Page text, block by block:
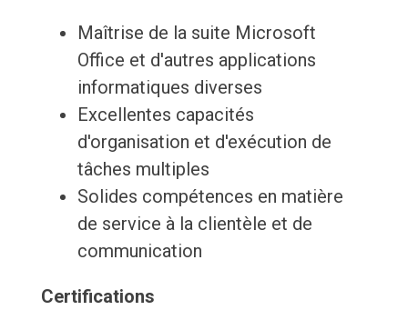
Maîtrise de la suite Microsoft
Office et d'autres applications
informatiques diverses
Excellentes capacités
d'organisation et d'exécution de
tâches multiples
Solides compétences en matière
de service à la clientèle et de
communication
Certifications